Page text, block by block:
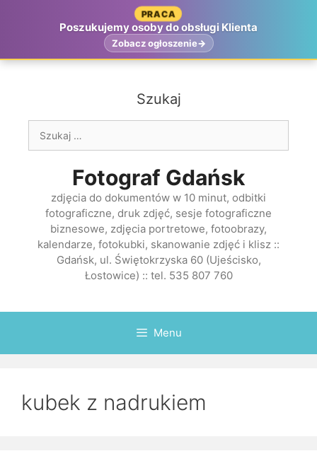
PRACA
Poszukujemy osoby do obsługi Klienta
Zobacz ogłoszenie
Szukaj
Fotograf Gdańsk
zdjęcia do dokumentów w 10 minut, odbitki
fotograficzne, druk zdjęć, sesje fotograficzne
biznesowe, zdjęcia portretowe, fotoobrazy,
kalendarze, fotokubki, skanowanie zdjęć i klisz ::
Gdańsk, ul. Świętokrzyska 60 (Ujeścisko,
Łostowice) :: tel. 535 807 760
Menu
kubek z nadrukiem